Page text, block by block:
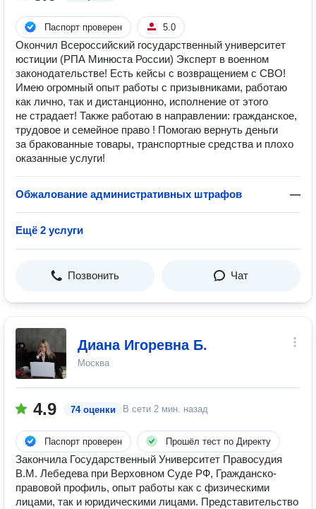
Паспорт проверен 5.0
Окончил Всероссийский государственный университет
юстиции (РПА Минюста России) Эксперт в военном
законодательстве! Есть кейсы с возвращением с СВО!
Имею огромный опыт работы с призывниками, работаю
как лично, так и дистанционно, исполнение от этого
не страдает! Также работаю в направлении: гражданское,
трудовое и семейное право ! Помогаю вернуть деньги
за бракованные товары, транспортные средства и плохо
оказанные услуги!
Обжалование административных штрафов —
Ещё 2 услуги
Позвонить Чат
Диана Игоревна Б.
Москва
4.9 74 оценки В сети 2 мин. назад
Паспорт проверен Прошёл тест по Директу
Закончила Государственный Университет Правосудия
В.М. Лебедева при Верховном Суде РФ, Гражданско-
правовой профиль, опыт работы как с физическими
лицами, так и юридическими лицами. Представительство